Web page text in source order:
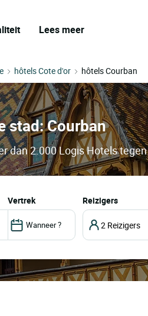
Lees meer
hôtels Cote d'or hôtels Courban
stad: Courban
dan 2.000 Logis Hotels
vertrek Reizigers
2 Reizigers